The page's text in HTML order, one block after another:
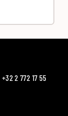
+32 2 772 17 55